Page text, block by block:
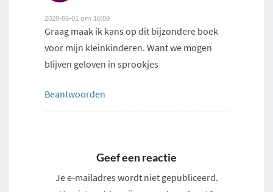
2020-06-01 om 16:09
Graag maak ik kans op dit bijzondere boek
voor mijn kleinkinderen. Want we mogen
blijven geloven in sprookjes
Beantwoorden
Geef een reactie
Je e-mailadres wordt niet gepubliceerd.